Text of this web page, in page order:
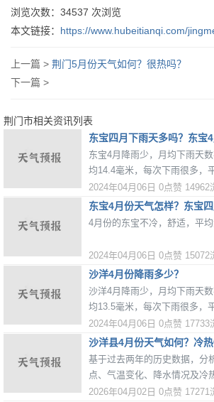
浏览次数： 34537 次浏览
本文链接： https://www.hubeitianqi.com/
上一篇 > 荆门5月份天气如何？很热吗？
下一篇 >
荆门市相关资讯列表
东宝四月下雨天多吗？东宝4
东宝4月降雨少，月均下雨天
均14.4毫米，每次下雨很多，
米。
2024年04月06日 0点赞 14962
东宝4月份天气怎样？东宝四
4月份的东宝不冷，舒适，平
2024年04月06日 0点赞 15072
沙洋4月份降雨多少？
沙洋4月降雨少，月均下雨天
均13.5毫米，每次下雨很多，
米。
2024年04月06日 0点赞 17733
沙洋县4月份天气如何？冷热
基于过去两年的历史数据，分
点、气温变化、降水情况及冷
的天气对比。
2026年04月02日 0点赞 17271